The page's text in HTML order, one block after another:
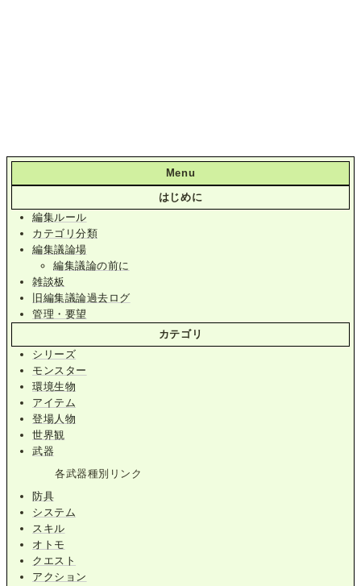
Menu
はじめに
編集ルール
カテゴリ分類
編集議論場
編集議論の前に
雑談板
旧編集議論過去ログ
管理・要望
カテゴリ
シリーズ
モンスター
環境生物
アイテム
登場人物
世界観
武器
各武器種別リンク
防具
システム
スキル
オトモ
クエスト
アクション